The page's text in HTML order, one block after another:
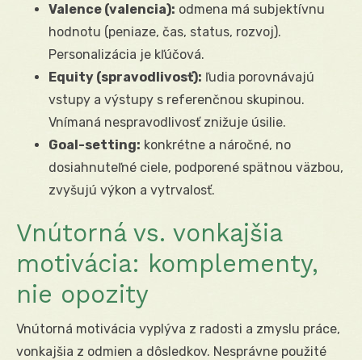
Valence (valencia): odmena má subjektívnu
hodnotu (peniaze, čas, status, rozvoj).
Personalizácia je kľúčová.
Equity (spravodlivosť): ľudia porovnávajú
vstupy a výstupy s referenčnou skupinou.
Vnímaná nespravodlivosť znižuje úsilie.
Goal-setting: konkrétne a náročné, no
dosiahnuteľné ciele, podporené spätnou väzbou,
zvyšujú výkon a vytrvalosť.
Vnútorná vs. vonkajšia
motivácia: komplementy,
nie opozity
Vnútorná motivácia vyplýva z radosti a zmyslu práce,
vonkajšia z odmien a dôsledkov. Nesprávne použité